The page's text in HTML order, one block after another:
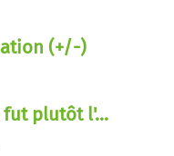
(+/-)
fut plutôt l'...